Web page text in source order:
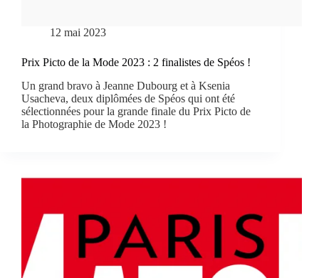
12 mai 2023
Prix Picto de la Mode 2023 : 2 finalistes de Spéos !
Un grand bravo à Jeanne Dubourg et à Ksenia
Usacheva, deux diplômées de Spéos qui ont été
sélectionnées pour la grande finale du Prix Picto de
la Photographie de Mode 2023 !